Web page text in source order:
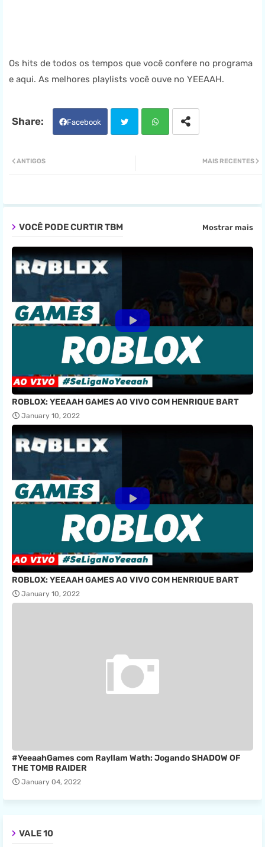
Os hits de todos os tempos que você confere no programa
e aqui. As melhores playlists você ouve no YEEAAH.
Facebook
pp
MAIS RECENTES
ANTIGOS
VOCÊ PODE CURTIR TBM Mostrar mais
ROBLOX: YEEAAH GAMES AO VIVO COM HENRIQUE BART
January 10, 2022
ROBLOX: YEEAAH GAMES AO VIVO COM HENRIQUE BART
January 10, 2022
#YeeaahGames com Rayllam Wath: Jogando SHADOW OF
THE TOMB RAIDER
January 04, 2022
VALE 10